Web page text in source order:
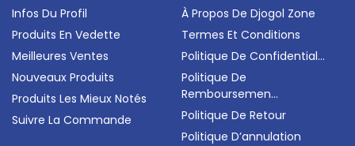
Infos Du Profil
Produits En Vedette
Meilleures Ventes
Nouveaux Produits
Produits Les Mieux Notés
Suivre La Commande
À Propos De Djogol Zone
Termes Et Conditions
Politique De Confidential...
Politique De
Remboursemen...
Politique De Retour
Politique D’annulation